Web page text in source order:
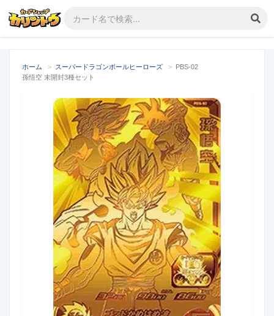
ホーム > スーパードラゴンボールヒーローズ > PBS-02
孫悟空 未開封3種セット